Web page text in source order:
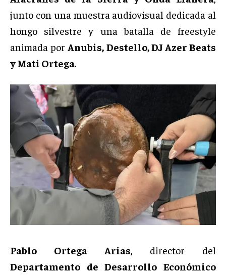
junto con una muestra audiovisual dedicada al
hongo silvestre y una batalla de freestyle
animada porAnubis, Destello, DJ Azer Beats
y Mati Ortega.
Pablo Ortega Arias , director del
Departamento de Desarrollo Económico